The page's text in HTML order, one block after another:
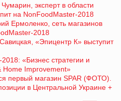
эксперт в области
на NonFoodMaster-2018
Ермоленко, сеть магазинов
2018
«Эпицентр К» выступит
«Бизнес стратегии и
Home Improvement»
первый магазин SPAR (ФОТО).
в Центральной Украине +